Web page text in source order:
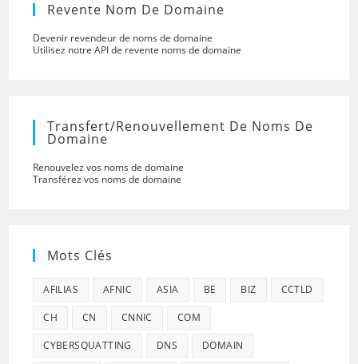
Revente Nom De Domaine
Devenir revendeur de noms de domaine
Utilisez notre API de revente noms de domaine
Transfert/renouvellement De Noms De
Domaine
Renouvelez vos noms de domaine
Transférez vos noms de domaine
Mots Clés
AFILIAS AFNIC ASIA BE BIZ CCTLD
CH CN CNNIC COM
CYBERSQUATTING DNS DOMAIN